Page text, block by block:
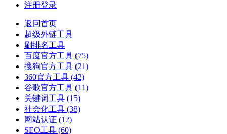
注册登录
返回首页
超级外链工具
刷排名工具
百度官方工具 (75)
搜狗官方工具 (21)
360官方工具 (42)
谷歌官方工具 (11)
关键词工具 (15)
社会化工具 (38)
网站认证 (12)
SEO工具 (60)